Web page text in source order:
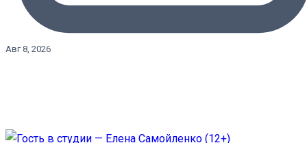
Авг 8, 2026